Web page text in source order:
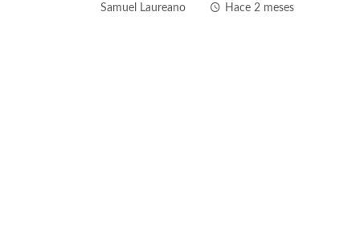
Samuel Laureano Hace 2 meses